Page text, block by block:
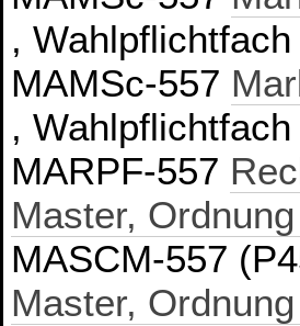
, Wahlpflichtfach
MAMSc-557
, Wahlpflichtfach
MARPF-557
Master,
MASCM-557
Master,